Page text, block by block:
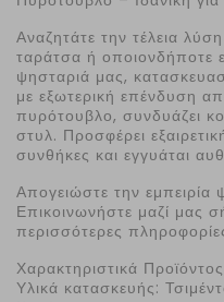
Αναζητάτε την τέλεια
ταράτσα ή οποιονδήποτε
ψησταριά μας,
με εξωτερική επένδυση
πυρότουβλο, συνδυάζει
στυλ. Προσφέρει
συνθήκες και εγγυάται
Απογειώστε την
Επικοινωνήστε μαζί μας
περισσότερες
Χαρακτηριστικά Προϊόντος
Υλικά κατασκευής: